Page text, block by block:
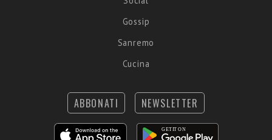
Gossip
Sanremo
Cucina
ABBONATI NEWSLETTER